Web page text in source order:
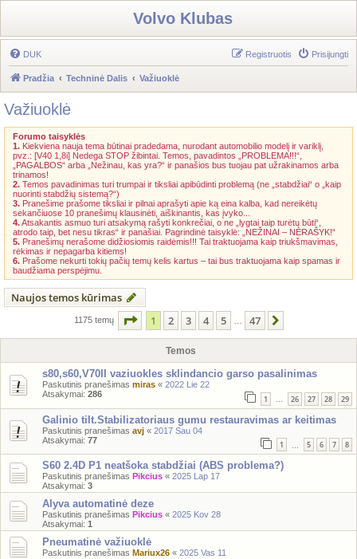
Volvo Klubas
DUK Prisijungti
Registruotis
Pradžia Techninė Dalis Važiuoklė
Važiuoklė
Forumo taisyklės
1. Kiekviena nauja tema būtinai pradedama, nurodant automobilio modelį ir variklį,
pvz.: [V40 1,8i] Nedega STOP žibintai. Temos, pavadintos „PROBLEMA!!!“,
„PAGALBOS“ arba „Nežinau, kas yra?“ ir panašios bus tuojau pat užrakinamos arba
trinamos!
2. Temos pavadinimas turi trumpai ir tiksliai apibūdinti problemą (ne „stabdžiai“ o „kaip
nuorinti stabdžių sistemą?“)
3. Pranešime prašome tiksliai ir pilnai aprašyti apie ką eina kalba, kad nereikėtų
sekančiuose 10 pranešimų klausinėti, aiškinantis, kas įvyko...
4.Atsakantis asmuo turi atsakymą rašyti konkrečiai, o ne „lygtai taip turėtų būti“,
atrodo taip, bet nesu tikras“ ir panašiai. Pagrindinė taisyklė: „NEŽINAI – NERAŠYK!“
5. Pranešimų nerašome didžiosiomis raidėmis!!! Tai traktuojama kaip triukšmavimas,
rėkimas ir nepagarba kitiems!
6. Prašome nekurti tokių pačių temų kelis kartus – tai bus traktuojama kaip spamas ir
baudžiama perspėjimu.
Naujos temos kūrimas
1175 temų Puslapis 1iš 47
1 2 3 4 5 47
Temos
s80,s60,V70II vaziuokles sklindancio garso pasalinimas
Paskutinis pranešimas miras « 2022 Lie 22
Atsakymai: 286 1 … 26 27 28 29
Galinio tilt.Stabilizatoriaus gumu restauravimas ar keitimas
Paskutinis pranešimas avj « 2017 Sau 04
Atsakymai: 77 1 5 6 7 8
S60 2.4D P1 neatšoka stabdžiai (ABS problema?)
Paskutinis pranešimas Pikcius « 2025 Lap 17
Atsakymai: 3
Alyva automatinė deze
Paskutinis pranešimas Pikcius « 2025 Kov 28
Atsakymai: 1
Pneumatinė važiuoklė
Paskutinis pranešimas Mariux26 « 2025 Vas 11